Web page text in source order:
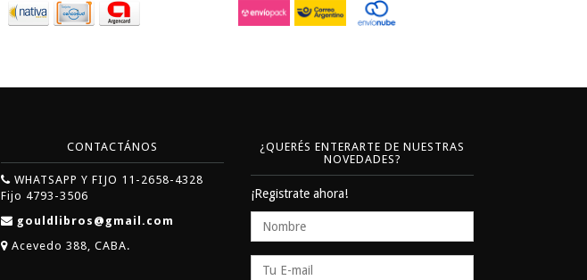
CONTACTÁNOS
WHATSAPP Y FIJO 11-2658-4328
Fijo 4793-3506
gouldlibros@gmail.com
Acevedo 388, CABA.
¿QUERÉS ENTERARTE DE NUESTRAS
NOVEDADES?
¡Registrate ahora!